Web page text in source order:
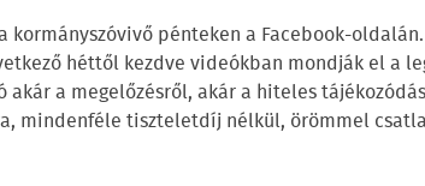
kormányszóvivő pénteken a Facebook-
héttől kezdve videókban mondják el a
akár a megelőzésről, akár a hiteles
mindenféle tiszteletdíj nélkül, örömmel